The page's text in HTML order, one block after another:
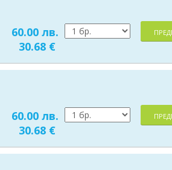
60.00 лв.
30.68 €
60.00 лв.
30.68 €